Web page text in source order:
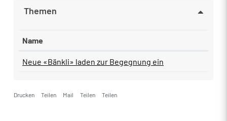
Themen
Name
Neue «Bänkli» laden zur Begegnung ein
Drucken Teilen Mail Teilen Teilen